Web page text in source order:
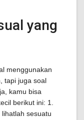
yang
menggunakan
tapi juga soal
kamu bisa
berikut ini: 1.
sesuatu